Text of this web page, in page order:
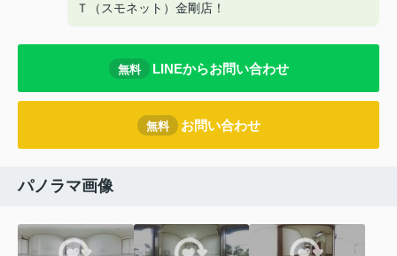
Ｔ（スモネット）金剛店！
無料 LINEからお問い合わせ
無料 お問い合わせ
パノラマ画像